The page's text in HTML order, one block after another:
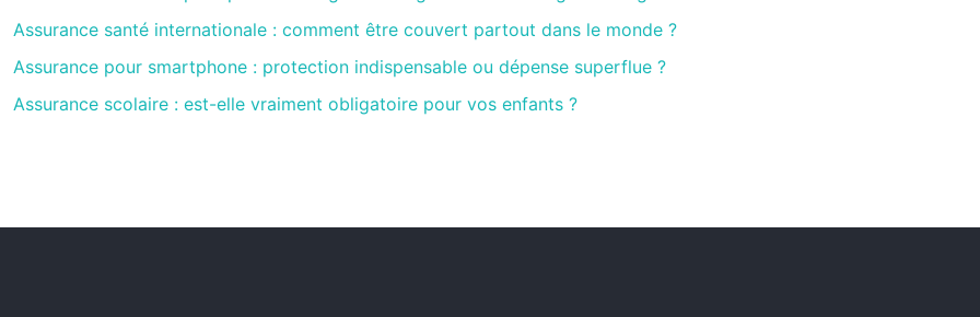
Assurance santé internationale : comment être couvert partout dans le monde ?
Assurance pour smartphone : protection indispensable ou dépense superflue ?
Assurance scolaire : est-elle vraiment obligatoire pour vos enfants ?